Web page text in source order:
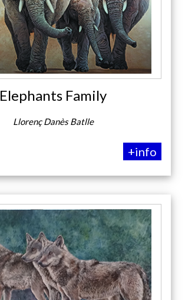
Elephants Family
Llorenç Danès Batlle
+info